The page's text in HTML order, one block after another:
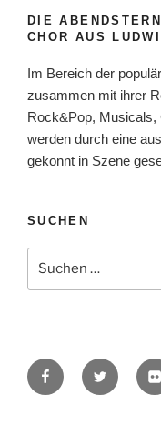
DIE
CHOR AUS
Im Bereich der
zusammen mit ihrer
Rock&Pop, Musicals,
werden durch eine
gekonnt in Szene
SUCHEN
nach:
FacebookTwitter